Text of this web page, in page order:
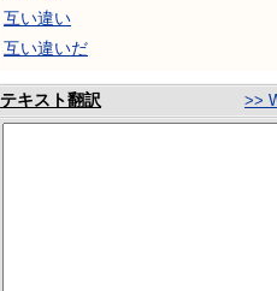
互い違い
互い違いだ
テキスト翻訳 >>